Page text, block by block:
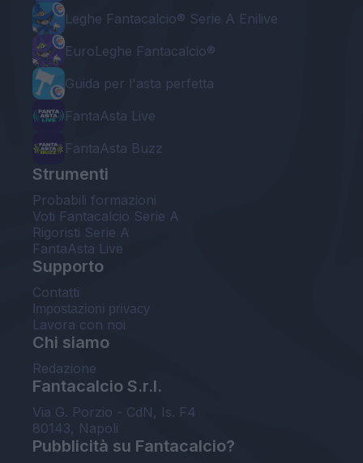
Leghe Fantacalcio® Serie A Enilive
EuroLeghe Fantacalcio®
Guida per l'asta perfetta
FantaAsta Live
FantaAsta Buzz
Strumenti
Probabili formazioni
Voti Fantacalcio Serie A
Rigoristi Serie A
FantaAsta Live
Supporto
Contatti
Impostazioni privacy
Lavora con noi
Chi siamo
Redazione
Fantacalcio S.r.l.
Via G. Porzio - CdN, Is. F4
80143, Napoli
Pubblicità su Fantacalcio?